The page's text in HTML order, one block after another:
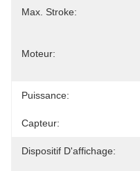
Max. Stroke:
Moteur:
Puissance:
Capteur:
Dispositif D'affichage: